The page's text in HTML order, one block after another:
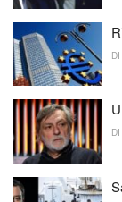
DI
DI